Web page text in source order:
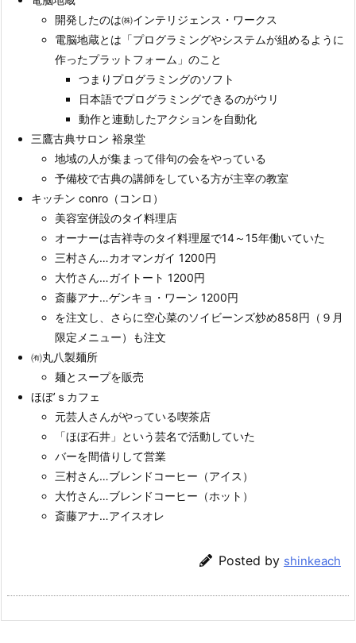
開発したのは㈱インテリジェンス・ワークス
電脳地蔵とは「プログラミングやシステムが組めるように
作ったプラットフォーム」のこと
つまりプログラミングのソフト
日本語でプログラミングできるのがウリ
動作と連動したアクションを自動化
三鷹古典サロン 裕泉堂
地域の人が集まって俳句の会をやっている
予備校で古典の講師をしている方が主宰の教室
キッチン conro（コンロ）
美容室併設のタイ料理店
オーナーは吉祥寺のタイ料理屋で14～15年働いていた
三村さん…カオマンガイ 1200円
大竹さん…ガイトート 1200円
斎藤アナ…ゲンキョ・ワーン 1200円
を注文し、さらに空心菜のソイビーンズ炒め858円（９月
限定メニュー）も注文
㈲丸八製麺所
麺とスープを販売
ほぼ’ｓカフェ
元芸人さんがやっている喫茶店
「ほぼ石井」という芸名で活動していた
バーを間借りして営業
三村さん…ブレンドコーヒー（アイス）
大竹さん…ブレンドコーヒー（ホット）
斎藤アナ…アイスオレ
Posted by shinkeach